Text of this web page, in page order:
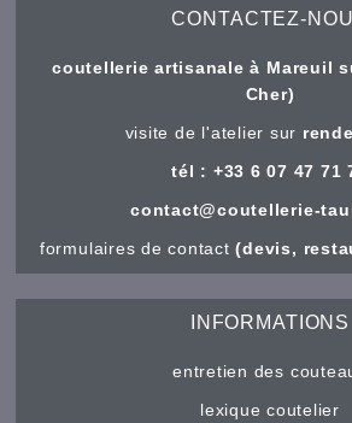
CONTACTEZ-
coutellerie artisanale à Mareuil
Cher)
visite de l'atelier sur
tél : +33 6 07 47 71
contact@coutellerie-
formulaires de contact(devis,
INFORMATIONS
entretien des
lexique coutelier